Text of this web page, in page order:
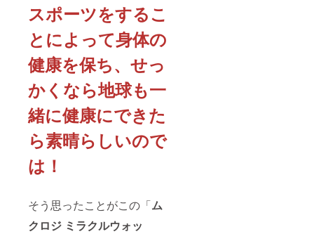
スポーツをするこ
とによって身体の
健康を保ち、せっ
かくなら地球も一
緒に健康にできた
ら素晴らしいので
は！
そう思ったことがこの「ム
クロジ ミラクルウォッ